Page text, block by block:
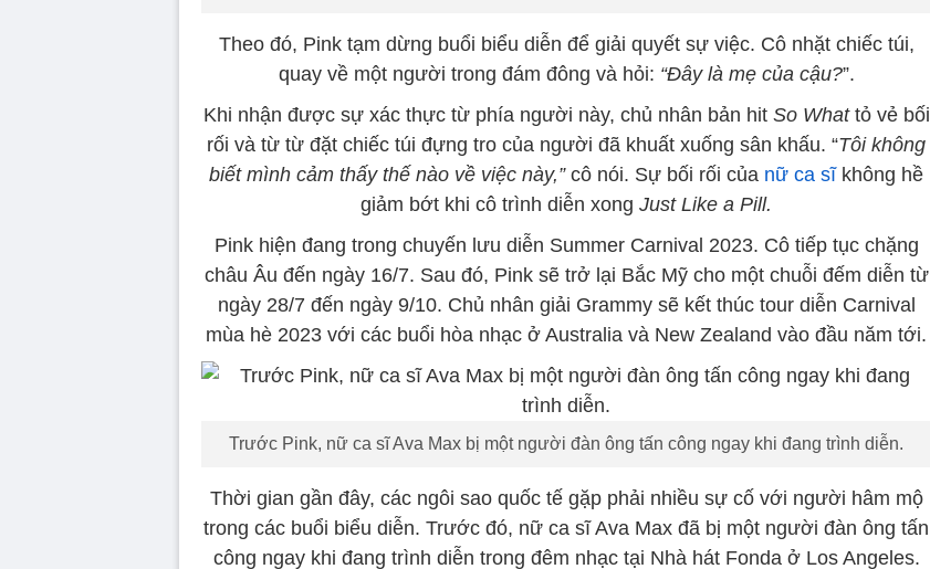
Theo đó, Pink tạm dừng buổi biểu diễn để giải quyết sự việc. Cô nhặt chiếc túi,
quay về một người trong đám đông và hỏi: “Đây là mẹ của cậu?”.
Khi nhận được sự xác thực từ phía người này, chủ nhân bản hit So Whattỏ vẻ bối
rối và từ từ đặt chiếc túi đựng tro của người đã khuất xuống sân khấu. “Tôi không
biết mình cảm thấy thế nào về việc này,”cô nói. Sự bối rối của nữ ca sĩkhông hề
giảm bớt khi cô trình diễn xong Just Like a Pill.
Pink hiện đang trong chuyến lưu diễn Summer Carnival 2023. Cô tiếp tục chặng
châu Âu đến ngày 16/7. Sau đó, Pink sẽ trở lại Bắc Mỹ cho một chuỗi đếm diễn từ
ngày 28/7 đến ngày 9/10. Chủ nhân giải Grammy sẽ kết thúc tour diễn Carnival
mùa hè 2023 với các buổi hòa nhạc ở Australia và New Zealand vào đầu năm tới.
Trước Pink, nữ ca sĩ Ava Max bị một người đàn ông tấn công ngay khi đang trình diễn.
Thời gian gần đây, các ngôi sao quốc tế gặp phải nhiều sự cố với người hâm mộ
trong các buổi biểu diễn. Trước đó, nữ ca sĩ Ava Max đã bị một người đàn ông tấn
công ngay khi đang trình diễn trong đêm nhạc tại Nhà hát Fonda ở Los Angeles.